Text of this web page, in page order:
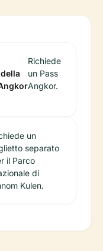
Richiede
un Pass
Angkor.
un
separato
il Parco
di
Kulen.